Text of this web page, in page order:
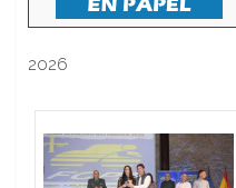
2026